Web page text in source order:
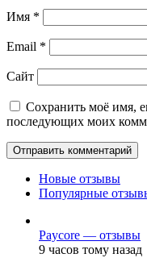
Имя *
Email *
Сайт
Сохранить моё имя,
последующих моих
Новые отзывы
Популярные
Paycore — отзывы
9 часов тому назад